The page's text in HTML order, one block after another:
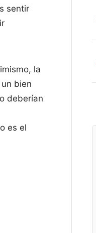
sentir
la
bien
deberían
es el